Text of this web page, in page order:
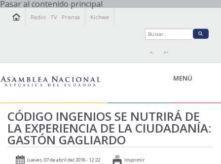
Pasar al contenido principal
Radio ·TV · Prensa Kichwa
A- A+
MENÚ
LA ASAMBLEA
LEGISLAMOS
FISCALIZAMOS
CÓDIGO INGENIOS SE NUTRIRÁ DE
LA EXPERIENCIA DE LA CIUDADANÍA:
GASTÓN GAGLIARDO
Jueves, 07 de abril del 2016 - 12:22 Imprimir